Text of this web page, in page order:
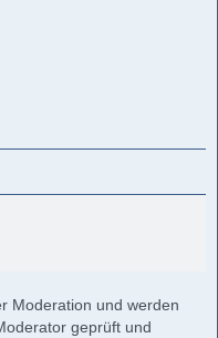
Moderation und werden
geprüft und